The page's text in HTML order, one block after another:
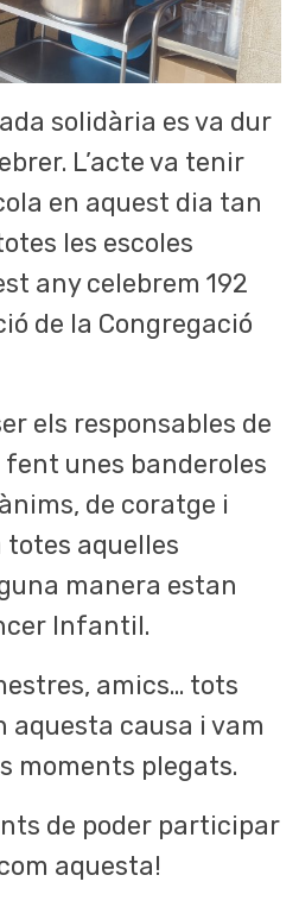
solidària es va dur
L’acte va tenir
en aquest dia tan
les escoles
any celebrem 192
de la Congregació
els responsables de
unes banderoles
de coratge i
totes aquelles
manera estan
Infantil.
amics… tots
aquesta causa i vam
moments plegats.
de poder participar
aquesta!